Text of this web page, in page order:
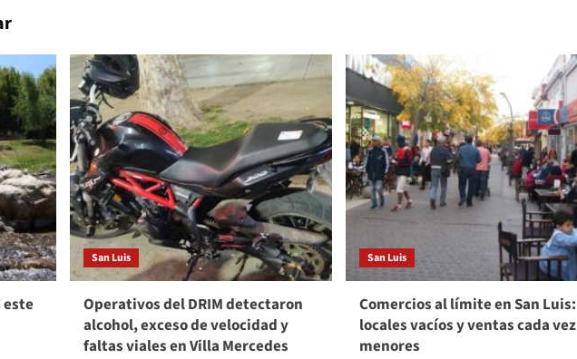
este
San Luis
Operativos del DRIM detectaron
alcohol, exceso de velocidad y
faltas viales en Villa Mercedes
San Luis
Comercios al límite en San Luis:
locales vacíos y ventas cada vez
menores